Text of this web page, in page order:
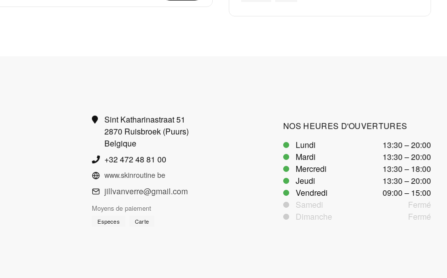
Sint Katharinastraat 51
2870 Ruisbroek (Puurs)
Belgique
+32 472 48 81 00
www.skinroutine be
jillvanverre@gmail.com
Moyens de paiement
Especes Carte
NOS HEURES D'OUVERTURES
Lundi
13:30 – 20:00
Mardi
13:30 – 20:00
Mercredi
13:30 – 18:00
Jeudi
13:30 – 20:00
Vendredi
09:00 – 15:00
Samedi
Fermé
Dimanche
Fermé